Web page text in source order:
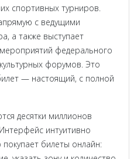
спортивных турниров.
с ведущими
а также выступает
федерального
форумов. Это
— настоящий, с полной
десятки миллионов
интуитивно
билеты онлайн: